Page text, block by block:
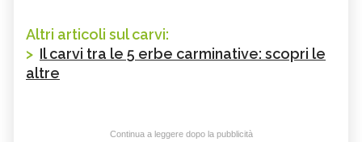
Altri articoli sul carvi:
> Il carvi tra le 5 erbe carminative: scopri le
altre
Continua a leggere dopo la pubblicità